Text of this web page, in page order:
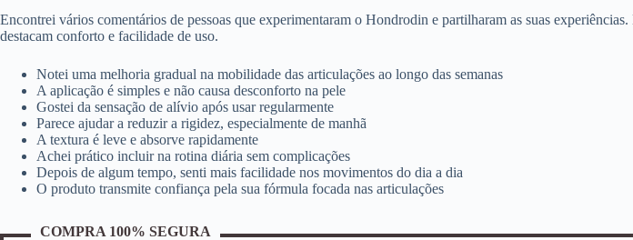
Encontrei vários comentários de pessoas que experimentaram o Hondrodin e partilharam as suas
destacam conforto e facilidade de uso.
Notei uma melhoria gradual na mobilidade das articulações ao longo das semanas
A aplicação é simples e não causa desconforto na pele
Gostei da sensação de alívio após usar regularmente
Parece ajudar a reduzir a rigidez, especialmente de manhã
A textura é leve e absorve rapidamente
Achei prático incluir na rotina diária sem complicações
Depois de algum tempo, senti mais facilidade nos movimentos do dia a dia
O produto transmite confiança pela sua fórmula focada nas articulações
COMPRA 100% SEGURA